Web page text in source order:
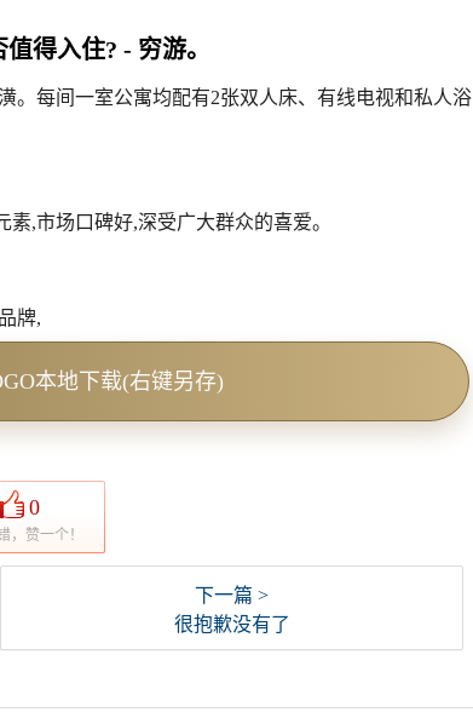
得入住? - 穷游。
。每间一室公寓均配有2张双人床、有线电视和私人浴
,市场口碑好,深受广大群众的喜爱。
牌,
本地下载(右键另存)
0
，赞一个！
下一篇 >
很抱歉没有了